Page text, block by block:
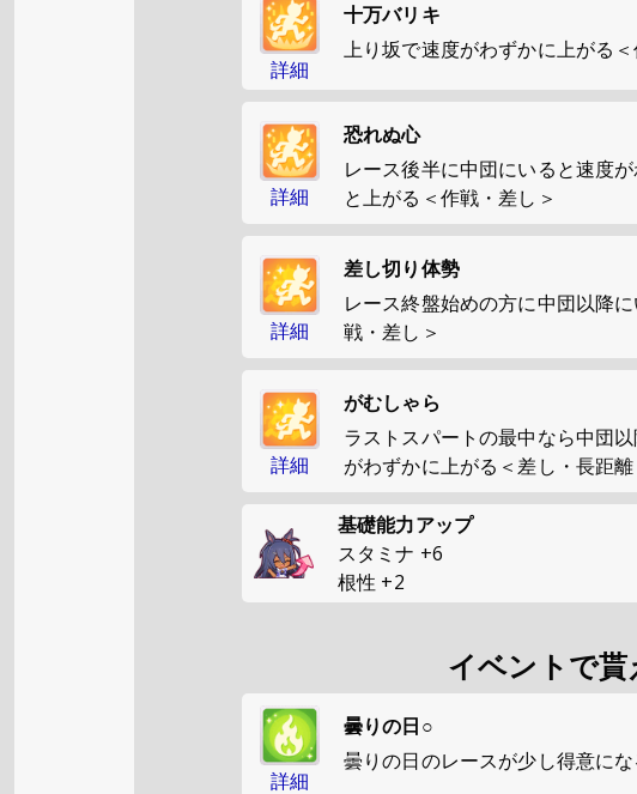
詳細
十万バリキ
上り坂で速度がわずかに上がる
詳細
恐れぬ心
レース後半に中団にいると速度
と上がる＜作戦・差し＞
詳細
差し切り体勢
レース終盤始めの方に中団以降
戦・差し＞
詳細
がむしゃら
ラストスパートの最中なら中団
がわずかに上がる＜差し・長距離
基礎能力アップ
スタミナ +6
根性 +2
イベントで
詳細
曇りの日○
曇りの日のレースが少し得意にな